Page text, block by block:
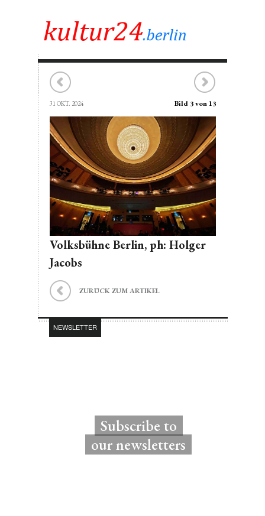
31 OKT. 2024 Bild 3 von 13
Volksbühne Berlin, ph: Holger
Jacobs
ZURÜCK ZUM ARTIKEL
NEWSLETTER
Subscribe to
our newsletters